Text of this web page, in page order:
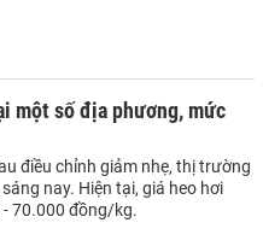
một số địa phương, mức
điều chỉnh giảm nhẹ, thị trường
nay. Hiện tại, giá heo hơi
70.000 đồng/kg.